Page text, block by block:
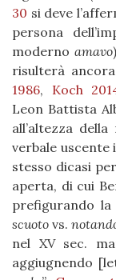
30 si deve
persona
modernoamavo
risulterà
1986, Koch
Leon Battista
all’altezza
verbale uscente
stesso dicasi
aperta, di cui
prefigurando
scuoto vs.
nel XV sec.
aggiugnendo